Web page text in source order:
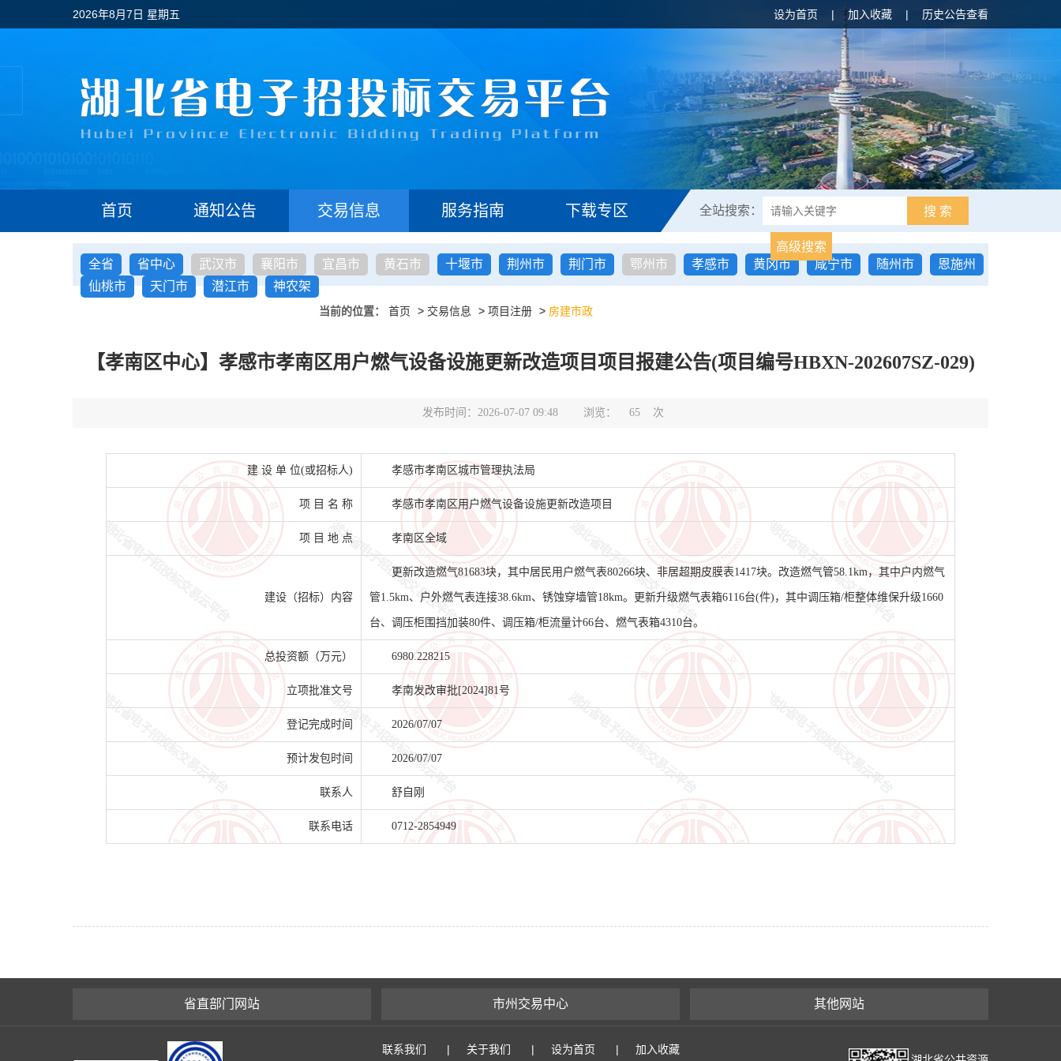
2026年8月7日 星期五 设为首页 | 加入收藏 | 历史公告查看
首页 通知公告 交易信息 服务指南 下载专区 全站搜索： 搜 索
高级搜索
全省
省中心 武汉市 襄阳市 宜昌市 黄石市 十堰市 荆州市 荆门市 鄂州市 孝感市 黄冈市 咸宁市 随州市
恩施州
仙桃市
天门市 潜江市 神农架
当前的位置： 首页 > 交易信息 > 项目注册 > 房建市政
【孝南区中心】孝感市孝南区用户燃气设备设施更新改造项目项目报建公告(项目编号HBXN-202607SZ-029)
发布时间：2026-07-07 09:48 浏览： 65 次
建 设 单 位(或招标人) 孝感市孝南区城市管理执法局
项 目 名 称 孝感市孝南区用户燃气设备设施更新改造项目
项 目 地 点 孝南区全域
建设（招标）内容
更新改造燃气81683块，其中居民用户燃气表80266块、非居超期皮膜表1417块。改造燃气管58.1km，其中户内燃气
管1.5km、户外燃气表连接38.6km、锈蚀穿墙管18km。更新升级燃气表箱6116台(件)，其中调压箱/柜整体维保升级1660
台、调压柜围挡加装80件、调压箱/柜流量计66台、燃气表箱4310台。
总投资额（万元） 6980.228215
立项批准文号 孝南发改审批[2024]81号
登记完成时间 2026/07/07
预计发包时间 2026/07/07
联系人 舒自刚
联系电话 0712-2854949
省直部门网站 市州交易中心 其他网站
联系我们 | 关于我们 | 设为首页 |
加入收藏